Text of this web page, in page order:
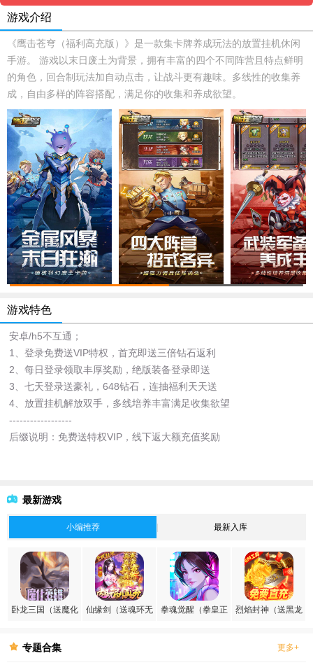
游戏介绍
《鹰击苍穹（福利高充版）》是一款集卡牌养成玩法的放置挂机休闲
手游。 游戏以末日废土为背景，拥有丰富的四个不同阵营且特点鲜明
的角色，回合制玩法加自动点击，让战斗更有趣味。多线性的收集养
成，自由多样的阵容搭配，满足你的收集和养成欲望。
游戏特色
安卓/h5不互通；
1、登录免费送VIP特权，首充即送三倍钻石返利
2、每日登录领取丰厚奖励，绝版装备登录即送
3、七天登录送豪礼，648钻石，连抽福利天天送
4、放置挂机解放双手，多线培养丰富满足收集欲望
------------------
后缀说明：免费送特权VIP，线下返大额充值奖励
最新游戏
小编推荐 最新入库
卧龙三国（送魔化
仙缘剑（送魂环无
拳魂觉醒（拳皇正
烈焰封神（送黑龙
专题合集 更多+